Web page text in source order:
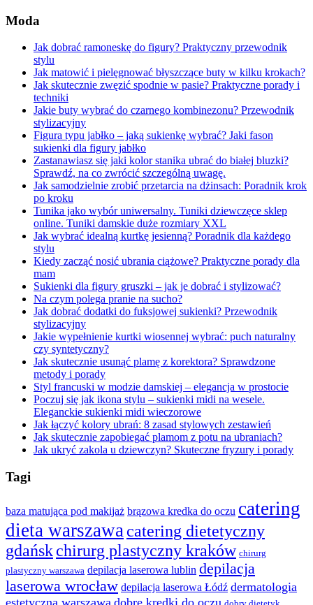
Moda
Jak dobrać ramoneskę do figury? Praktyczny przewodnik
stylu
Jak matowić i pielęgnować błyszczące buty w kilku krokach?
Jak skutecznie zwęzić spodnie w pasie? Praktyczne porady i
techniki
Jakie buty wybrać do czarnego kombinezonu? Przewodnik
stylizacyjny
Figura typu jabłko – jaką sukienkę wybrać? Jaki fason
sukienki dla figury jabłko
Zastanawiasz się jaki kolor stanika ubrać do białej bluzki?
Sprawdź, na co zwrócić szczególną uwagę.
Jak samodzielnie zrobić przetarcia na dżinsach: Poradnik krok
po kroku
Tunika jako wybór uniwersalny. Tuniki dziewczęce sklep
online. Tuniki damskie duże rozmiary XXL
Jak wybrać idealną kurtkę jesienną? Poradnik dla każdego
stylu
Kiedy zacząć nosić ubrania ciążowe? Praktyczne porady dla
mam
Sukienki dla figury gruszki – jak je dobrać i stylizować?
Na czym polega pranie na sucho?
Jak dobrać dodatki do fuksjowej sukienki? Przewodnik
stylizacyjny
Jakie wypełnienie kurtki wiosennej wybrać: puch naturalny
czy syntetyczny?
Jak skutecznie usunąć plamę z korektora? Sprawdzone
metody i porady
Styl francuski w modzie damskiej – elegancja w prostocie
Poczuj się jak ikona stylu – sukienki midi na wesele.
Eleganckie sukienki midi wieczorowe
Jak łączyć kolory ubrań: 8 zasad stylowych zestawień
Jak skutecznie zapobiegać plamom z potu na ubraniach?
Jak ukryć zakola u dziewczyn? Skuteczne fryzury i porady
Tagi
baza matująca pod makijaż brązowa kredka do oczu catering
dieta warszawa catering dietetyczny
gdańskchirurg plastyczny kraków chirurg
plastyczny warszawa depilacja laserowa lublin depilacja
laserowa wrocław depilacja laserowa Łódź dermatologia
estetyczna warszawa dobre kredki do oczu